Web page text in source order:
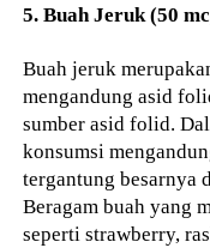
5. Buah Jeruk (50
Buah jeruk
mengandung asid
sumber asid folid.
konsumsi
tergantung besarnya
Beragam buah yang
seperti strawberry,